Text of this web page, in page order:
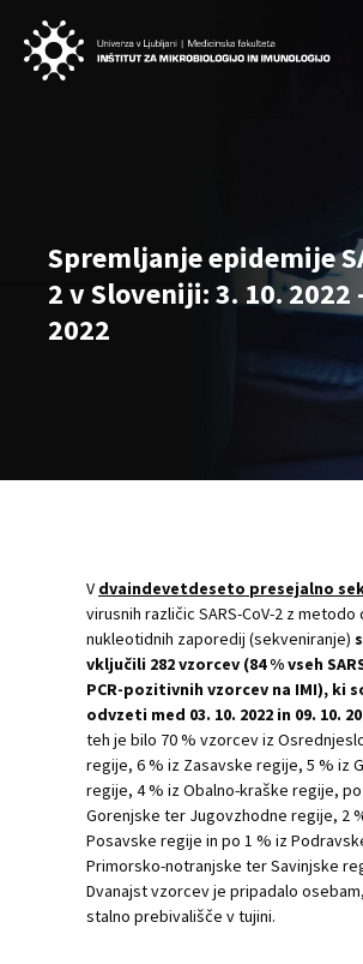
Spremljanje epidemije
2 v Sloveniji: 3. 10. 2022
2022
V dvaindevetdeseto presejalno
virusnih različic SARS-CoV-2 z metodo
nukleotidnih zaporedij (sekveniranje)
vključili 282 vzorcev (84 % vseh
PCR-pozitivnih vzorcev na IMI), ki
odvzeti med 03. 10. 2022 in 09. 10.
teh je bilo 70 % vzorcev iz
regije, 6 % iz Zasavske regije, 5 % iz
regije, 4 % iz Obalno-kraške regije,
Gorenjske ter Jugovzhodne regije, 2
Posavske regije in po 1 % iz
Primorsko-notranjske ter Savinjske
Dvanajst vzorcev je pripadalo
stalno prebivališče v tujini.